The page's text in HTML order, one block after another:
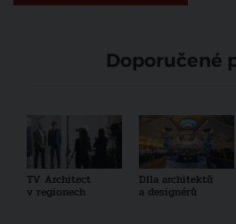
Doporučené
TV Architect
v regionech
Díla architektů
a designérů